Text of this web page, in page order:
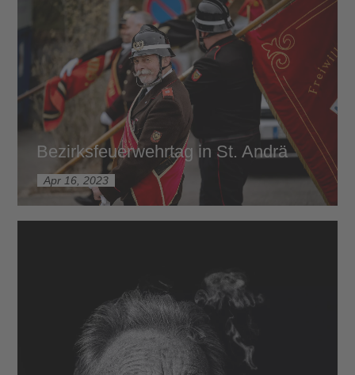
Bezirksfeuerwehrtag in St. Andrä
Apr 16, 2023